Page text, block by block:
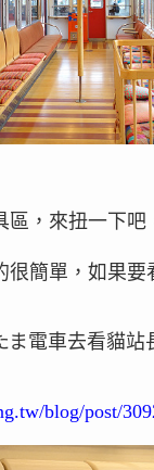
區，來扭一下吧
很簡單，如果要
ま電車去看貓站
blog/post/